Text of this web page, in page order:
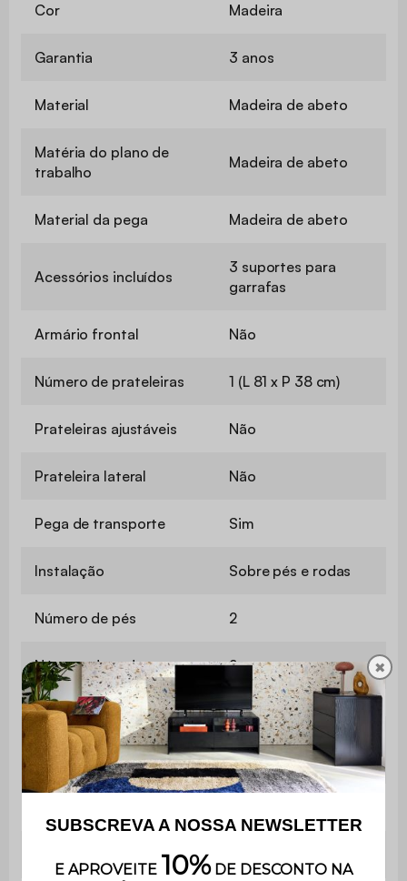
Cor Madeira
Garantia 3 anos
Material Madeira de abeto
Matéria do plano de
trabalho
Madeira de abeto
Material da pega Madeira de abeto
Acessórios incluídos
3 suportes para
garrafas
Armário frontal Não
Número de prateleiras 1 (L 81 x P 38 cm)
Prateleiras ajustáveis Não
Prateleira lateral Não
Pega de transporte Sim
Instalação Sobre pés e rodas
Número de pés 2
Número de rodas 2
Altura entre os pés e a
prateleira inferior
17 cm
✖